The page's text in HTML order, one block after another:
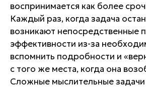
воспринимается как более
Каждый раз, когда задача
возникают непосредственные
эффективности из-за
вспомнить подробности и
с того же места, когда она
Сложные мыслительные задачи